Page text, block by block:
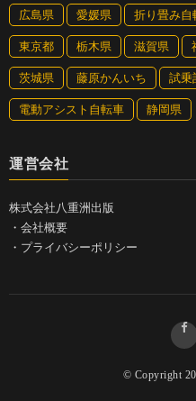
リム●アルミ
リヤディレーラー●シマノ クラ
ドライブユニット●パナソニッ
（250W）
バッテリー●パナソニック25.2V-
広島県 愛媛県 折り畳み自
東京都 栃木県 滋賀県
茨城県 藤原かんいち 試乗
電動アシスト自転車 静岡県
運営会社
株式会社八重洲出版
・ 会社概要
・ プライバシーポリシー
© Copyright